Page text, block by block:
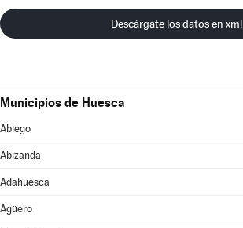
Descárgate los datos en xml
Municipios de Huesca
Abiego
Abizanda
Adahuesca
Agüero